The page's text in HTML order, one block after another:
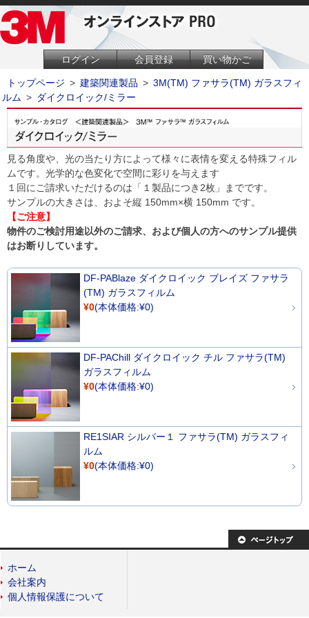
ログイン 会員登録 買い物かご
トップページ > 建築関連製品 > 3M(TM) ファサラ(TM) ガラスフィ
ルム > ダイクロイック/ミラー
見る角度や、光の当たり方によって様々に表情を変える特殊フィル
ムです。光学的な色変化で空間に彩りを与えます
１回にご請求いただけるのは「１製品につき2枚」までです。
サンプルの大きさは、およそ縦 150mm×横 150mm です。
【ご注意】
物件のご検討用途以外のご請求、および個人の方へのサンプル提供
はお断りしています。
DF-PABlaze ダイクロイック ブレイズ ファサラ
(TM) ガラスフィルム
¥0(本体価格:¥0)
DF-PAChill ダイクロイック チル ファサラ(TM)
ガラスフィルム
¥0(本体価格:¥0)
RE1SIAR シルバー１ ファサラ(TM) ガラスフィ
ルム
¥0(本体価格:¥0)
ホーム
会社案内
個人情報保護について